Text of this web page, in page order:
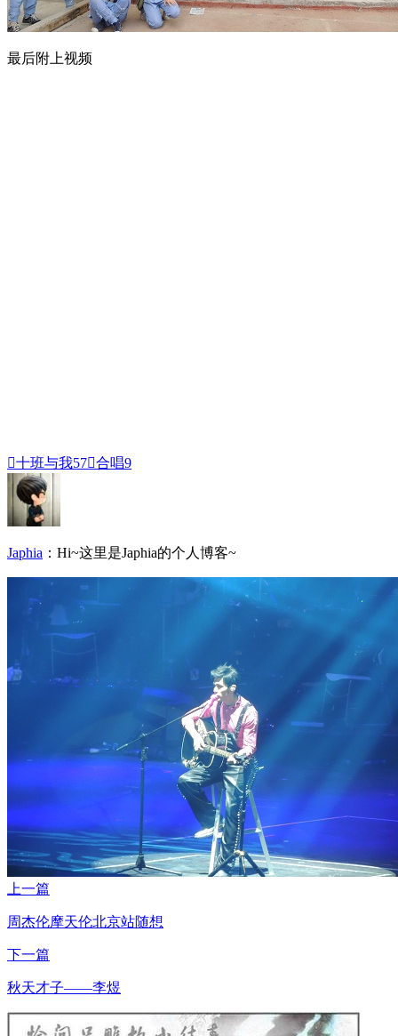
最后附上视频
十班与我57合唱9
Japhia ：Hi~这里是Japhia的个人博客~
上一篇
周杰伦摩天伦北京站随想
下一篇
秋天才子——李煜